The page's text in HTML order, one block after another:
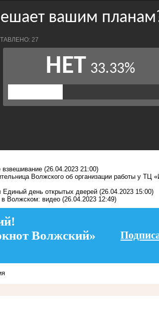
взвешивание (26.04.2023 21:00)
Волжского об организации работы у ТЦ
день открытых дверей (26.04.2023 15:00)
в Волжском: видео (26.04.2023 12:49)
Волжский»